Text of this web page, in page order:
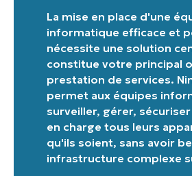
La mise en place d'une
informatique efficace et
nécessite une solution
constitue votre principal
prestation de services.
permet aux équipes
surveiller, gérer,
en charge tous leurs
qu'ils soient, sans avoir
infrastructure complexe